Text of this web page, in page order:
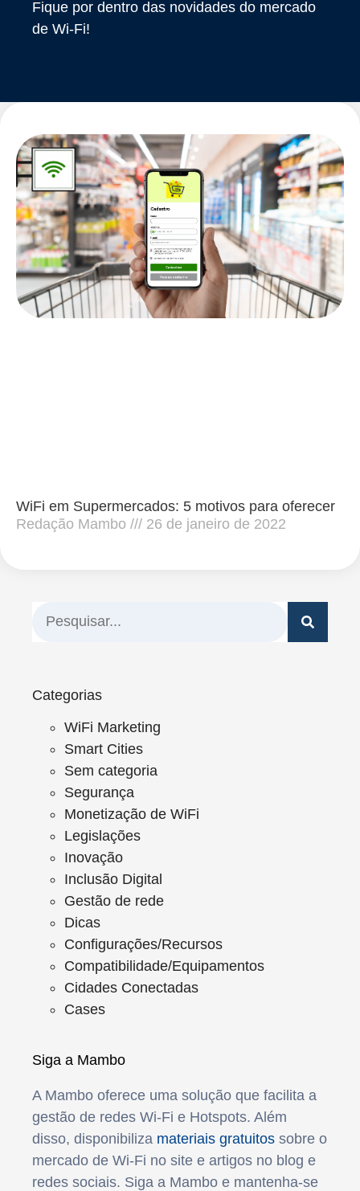
Fique por dentro das novidades do mercado
de Wi-Fi!
WiFi em Supermercados: 5 motivos para oferecer
Redação Mambo
26 de janeiro de 2022
Categorias
WiFi Marketing
Smart Cities
Sem categoria
Segurança
Monetização de WiFi
Legislações
Inovação
Inclusão Digital
Gestão de rede
Dicas
Configurações/Recursos
Compatibilidade/Equipamentos
Cidades Conectadas
Cases
Siga a Mambo
A Mambo oferece uma solução que facilita a
gestão de redes Wi-Fi e Hotspots. Além
disso, disponibiliza materiais gratuitos sobre o
mercado de Wi-Fi no site e artigos no blog e
redes sociais. Siga a Mambo e mantenha-se